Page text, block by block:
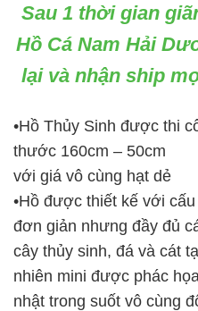
Sau 1 thời gian
Hồ Cá Nam Hải
lại và nhận ship
•Hồ Thủy Sinh được thi
thước 160cm – 50cm
với giá vô cùng hạt dẻ
•Hồ được thiết kế với
đơn giản nhưng đầy đủ
cây thủy sinh, đá và cát
nhiên mini được phác
nhật trong suốt vô cùng